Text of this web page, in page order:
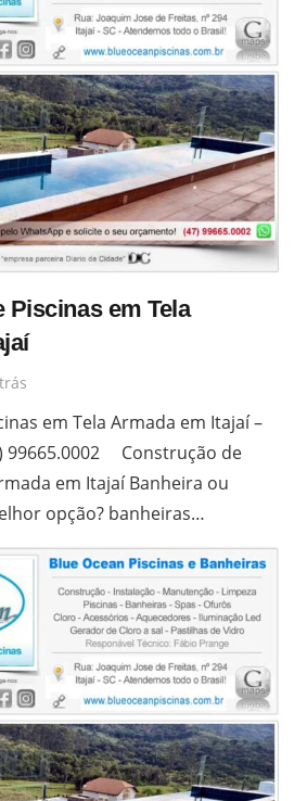
Piscinas em Tela
em Tela Armada em Itajaí –
99665.0002 Construção de
em Itajaí Banheira ou
opção? banheiras…